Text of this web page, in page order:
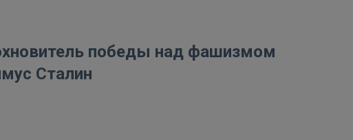
победы над фашизмом
Сталин